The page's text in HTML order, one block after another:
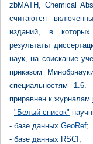
zbMATH, Chemical
считаются
изданий, в
результаты
наук, на соискание
приказом
специальностям
приравнен к журналам
- "Белый список"
- базе данных GeoRef;
- базе данных RSCI;